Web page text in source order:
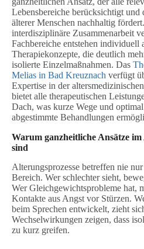
Lebensbereiche berücksichtigt und
älterer Menschen nachhaltig
interdisziplinäre Zusammenarbeit
Fachbereiche entstehen individuell
Therapiekonzepte, die deutlich
isolierte Einzelmaßnahmen. Das
Melias in Bad Kreuznach verfügt
Expertise in der
bietet alle therapeutischen
Dach, was kurze Wege und
abgestimmte Behandlungen
Warum ganzheitliche Ansätze
sind
Alterungsprozesse betreffen nie
Bereich. Wer schlechter sieht,
Wer Gleichgewichtsprobleme hat,
Kontakte aus Angst vor Stürzen.
beim Sprechen entwickelt, zieht
Wechselwirkungen zeigen, dass
zu kurz greifen.